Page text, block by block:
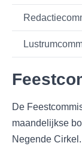
De
maandelijkse
Negende